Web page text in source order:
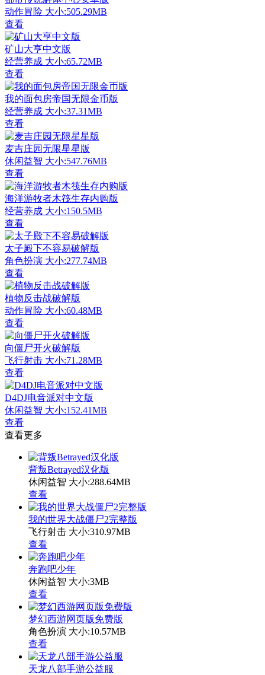
动作冒险 大小:505.29MB
查看
矿山大亨中文版
经营养成 大小:65.72MB
查看
我的面包房帝国无限金币版
经营养成 大小:37.31MB
查看
麦吉庄园无限星星版
休闲益智 大小:547.76MB
查看
海洋游牧者木筏生存内购版
经营养成 大小:150.5MB
查看
太子殿下不容易破解版
角色扮演 大小:277.74MB
查看
植物反击战破解版
动作冒险 大小:60.48MB
查看
向僵尸开火破解版
飞行射击 大小:71.28MB
查看
D4DJ电音派对中文版
休闲益智 大小:152.41MB
查看
查看更多
背叛Betrayed汉化版
休闲益智 大小:288.64MB
查看
我的世界大战僵尸2完整版
飞行射击 大小:310.97MB
查看
奔跑吧少年
休闲益智 大小:3MB
查看
梦幻西游网页版免费版
角色扮演 大小:10.57MB
查看
天龙八部手游公益服